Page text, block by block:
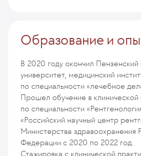
Образование и
В 2020 году окончил Пензенский
университет, медицинский
по специальности «лечебное
Прошел обучение в клинической
по специальности
«Российский научный центр
Министерства здравоохранения
Федерации с 2020 по 2022 год.
Стажировка с клинической